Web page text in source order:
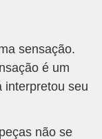
sensação.
é um
interpretou seu
não se